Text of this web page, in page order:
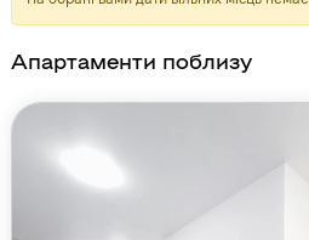
Апартаменти поблизу